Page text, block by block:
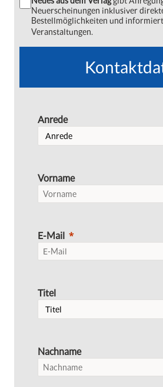
Neuerscheinungen inklusiver
Bestellmöglichkeiten und
Veranstaltungen.
Anrede
Vorname
E-Mail
Titel
Nachname